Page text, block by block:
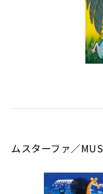
ムスターファ／